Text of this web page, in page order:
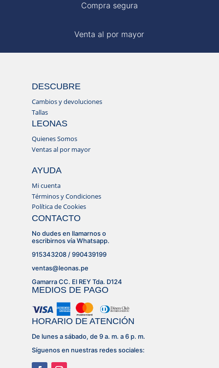
Compra segura
Venta al por mayor
DESCUBRE
Cambios y devoluciones
Tallas
LEONAS
Quienes Somos
Ventas al por mayor
AYUDA
Mi cuenta
Términos y Condiciones
Política de Cookies
CONTACTO
No dudes en llamarnos o
escribirnos vía Whatsapp.
915343208 / 990439199
ventas@leonas.pe
Gamarra CC. El REY Tda. D124
MEDIOS DE PAGO
HORARIO DE ATENCIÓN
De lunes a sábado, de 9 a. m. a 6 p. m.
Síguenos en nuestras redes sociales: